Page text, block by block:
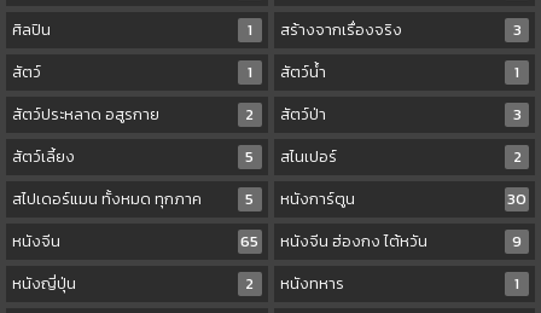
ศิลปิน
1 สร้างจากเรื่องจริง
3
สัตว์
1 สัตว์น้ำ
1
สัตว์ประหลาด อสูรกาย
2 สัตว์ป่า
3
สัตว์เลี้ยง
5 สไนเปอร์
2
สไปเดอร์แมน ทั้งหมด ทุกภาค
5 หนังการ์ตูน
30
หนังจีน
65 หนังจีน ฮ่องกง ไต้หวัน
9
หนังญี่ปุ่น
2 หนังทหาร
1